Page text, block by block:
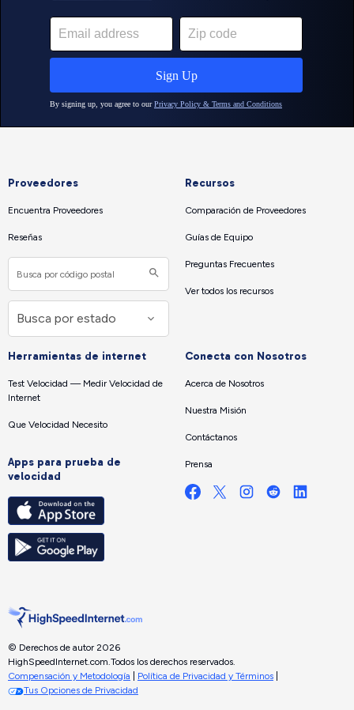
Proveedores
Encuentra Proveedores
Reseñas
Recursos
Comparación de Proveedores
Guías de Equipo
Preguntas Frecuentes
Ver todos los recursos
Herramientas de internet
Test Velocidad — Medir Velocidad de
Internet
Que Velocidad Necesito
Apps para prueba de
velocidad
Conecta con Nosotros
Acerca de Nosotros
Nuestra Misión
Contáctanos
Prensa
© Derechos de autor 2026
HighSpeedInternet.com.Todos los derechos reservados.
Compensación y Metodología
Política de Privacidad y Términos
Tus Opciones de Privacidad